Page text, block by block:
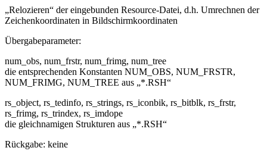
„Relozieren“ der eingebunden Resource-Datei, d.h. Umrechnen der
Zeichenkoordinaten in Bildschirmkoordinaten
Übergabeparameter:
num_obs, num_frstr, num_frimg, num_tree
die entsprechenden Konstanten NUM_OBS, NUM_FRSTR,
NUM_FRIMG, NUM_TREE aus „*.RSH“
rs_object, rs_tedinfo, rs_strings, rs_iconbik, rs_bitblk, rs_frstr,
rs_frimg, rs_trindex, rs_imdope
die gleichnamigen Strukturen aus „*.RSH“
Rückgabe: keine